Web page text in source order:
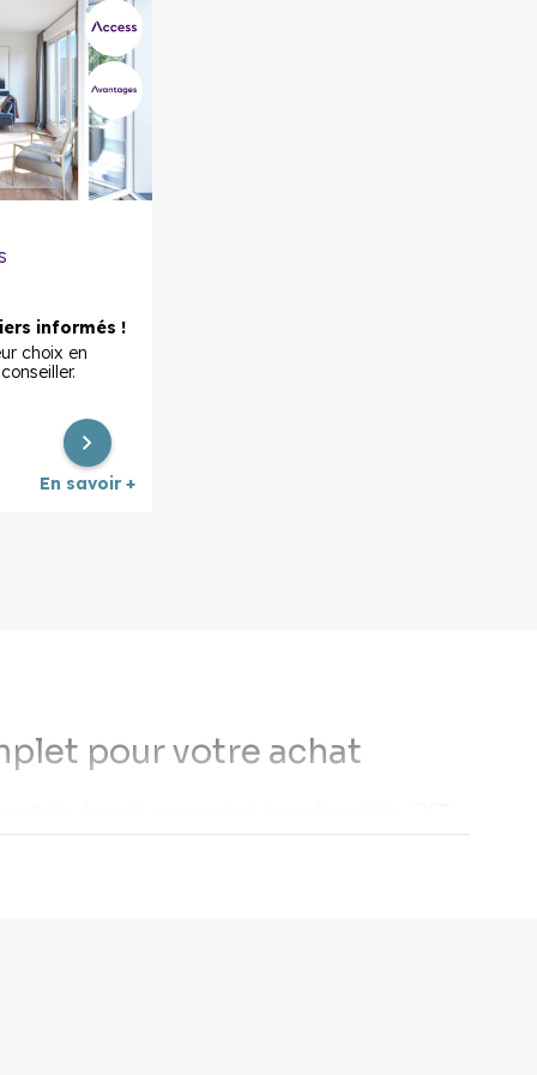
évolutif
4 pièces
Maison 5
pièces
informés !
choix en
En savoir +
pour votre achat
modernes, font de Pontoise une destination